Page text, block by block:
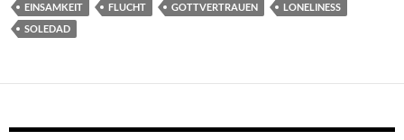
EINSAMKEIT FLUCHT GOTTVERTRAUEN
LONELINESS
SOLEDAD